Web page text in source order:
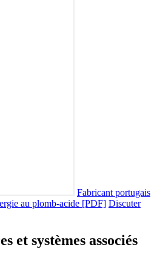
Fabricant portugais
au plomb-acide [PDF] Discuter
et systèmes associés